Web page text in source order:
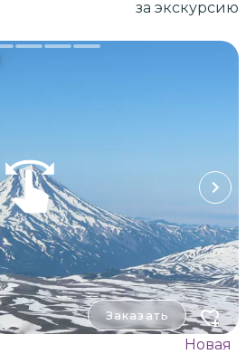
за экскурсию
Заказать
Новая